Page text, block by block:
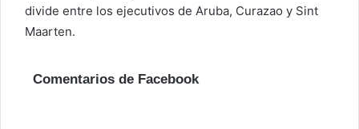
divide entre los ejecutivos de Aruba, Curazao y Sint
Maarten.
Comentarios de Facebook